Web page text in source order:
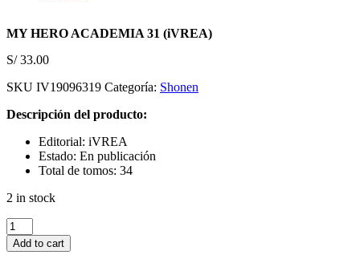
MY HERO ACADEMIA 31 (iVREA)
S/33.00
SKU IV19096319 Categoría: Shonen
Descripción del producto:
Editorial: iVREA
Estado: En publicación
Total de tomos: 34
2 in stock
MY
HERO
ACADEMIA
Add to cart